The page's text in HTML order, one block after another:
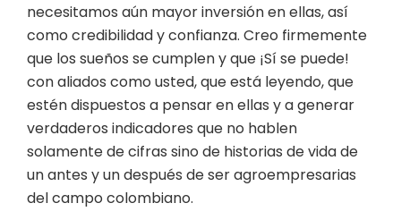
necesitamos aún mayor inversión en ellas, así
como credibilidad y confianza. Creo firmemente
que los sueños se cumplen y que ¡Sí se puede!
con aliados como usted, que está leyendo, que
estén dispuestos a pensar en ellas y a generar
verdaderos indicadores que no hablen
solamente de cifras sino de historias de vida de
un antes y un después de ser agroempresarias
del campo colombiano.